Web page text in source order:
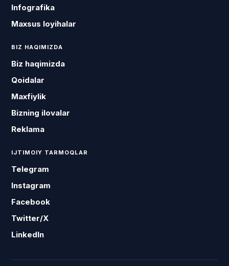
Infografika
Maxsus loyihalar
BIZ HAQIMIZDA
Biz haqimizda
Qoidalar
Maxfiylik
Bizning ilovalar
Reklama
IJTIMOIY TARMOQLAR
Telegram
Instagram
Facebook
Twitter/X
LinkedIn